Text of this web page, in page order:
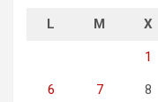
L M X
1
6 7 8